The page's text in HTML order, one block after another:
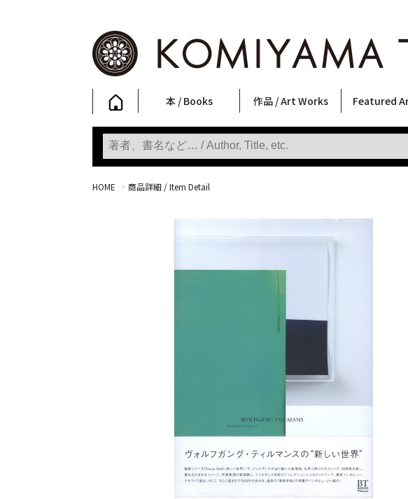
本 / Books
写真集
Photobooks
ファッション
Fashion
アート / 美術
Art
文学・人文
Literature & Humanities
日本文化
Japanese Culture
新刊
New Books
SALE
SALE
作品 / Art Works
フォトグラフィー
Photography
ポスター
Posters
ストリートアート
Street Art
立体・その他
Sculptures / etc
アートワークス
Art Works
Primary Artworks
KOMIYAMA TOKYO ART LABEL
版画
Prints
Featured
稲嶺啓一(東
村田言恵
丸岡和吾
Rico Casella
キム・ロー
菅谷晋一
柴田亜美
内藤啓介
CHRIS
COOKIE
横尾忠則
三島剛
大類信
二本木里美
三島由紀夫
天野タケル
森山大道
秋赤音
北島敬三
佐伯俊男
須藤昌人
林月光
春川ナミオ
内藤ルネ
大西洋介
HOME > 商品詳細 / Item Detail